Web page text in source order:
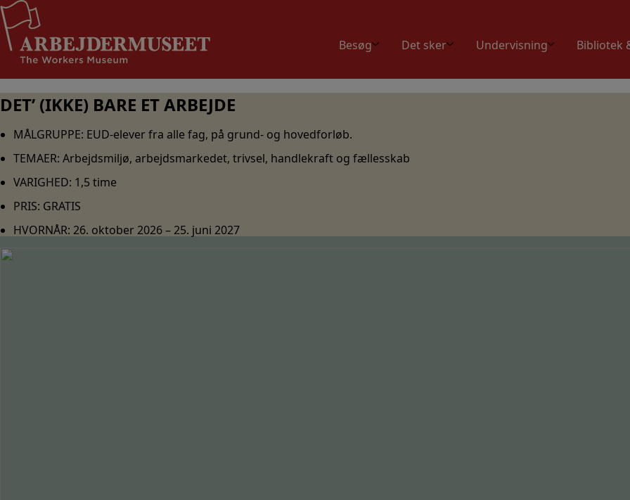
Hop
til
indholdet
Besøg
Det sker Undervisning Bibliotek
DET’ (IKKE) BARE ET ARBEJDE
MÅLGRUPPE: EUD-elever fra alle fag, på grund- og hovedforløb.
TEMAER:Arbejdsmiljø, arbejdsmarkedet, trivsel, handlekraft og fællesskab
VARIGHED: 1,5 time
PRIS: GRATIS
HVORNÅR:26. oktober 2026 – 25. juni 2027